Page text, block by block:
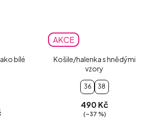
bílé
AKCE
Košile/halenka s hnědými
vzory
36 38
490 Kč
(–37 %)